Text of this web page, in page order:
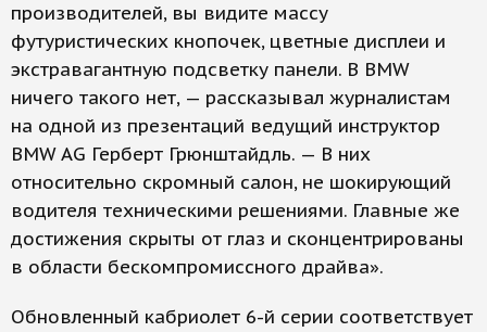
производителей, вы видите массу
футуристических кнопочек, цветные дисплеи и
экстравагантную подсветку панели. В BMW
ничего такого нет, — рассказывал журналистам
на одной из презентаций ведущий инструктор
BMW AG Герберт Грюнштайдль. — В них
относительно скромный салон, не шокирующий
водителя техническими решениями. Главные же
достижения скрыты от глаз и сконцентрированы
в области бескомпромиссного драйва».
Обновленный кабриолет 6-й серии соответствует